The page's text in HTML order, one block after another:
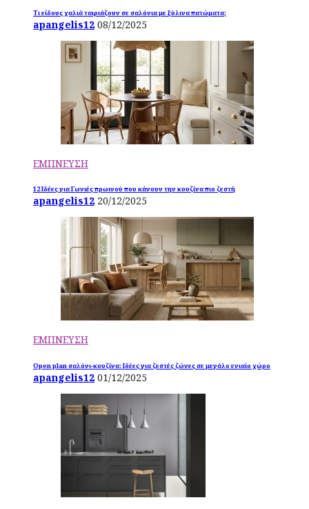
Τι είδους χαλιά ταιριάζουν σε σαλόνια με ξύλινα πατώματα;
apangelis12 08/12/2025
ΕΜΠΝΕΥΣΗ
12 Ιδέες για Γωνιές πρωινού που κάνουν την κουζίνα πιο ζεστή
apangelis12 20/12/2025
ΕΜΠΝΕΥΣΗ
Open plan σαλόνι-κουζίνα: Ιδέες για ζεστές ζώνες σε μεγάλο ενιαίο χώρο
apangelis12 01/12/2025